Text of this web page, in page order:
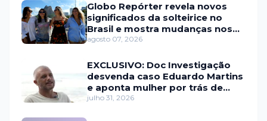
Globo Repórter revela novos
significados da solteirice no
Brasil e mostra mudanças nos
relacionamentos
agosto 07, 2026
EXCLUSIVO: Doc Investigação
desvenda caso Eduardo Martins
e aponta mulher por trás de
fraude internacional
julho 31, 2026